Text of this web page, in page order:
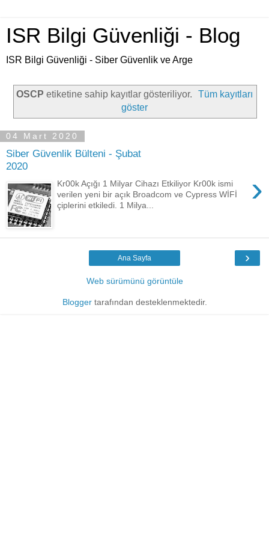
ISR Bilgi Güvenliği - Blog
ISR Bilgi Güvenliği - Siber Güvenlik ve Arge
OSCP etiketine sahip kayıtlar gösteriliyor.
Tüm kayıtları
göster
04 Mart 2020
Siber Güvenlik Bülteni - Şubat
2020
›
Kr00k Açığı 1 Milyar Cihazı Etkiliyor Kr00k ismi
verilen yeni bir açık Broadcom ve Cypress WİFİ
çiplerini etkiledi. 1 Milya...
›
Ana Sayfa
Web sürümünü görüntüle
Bloggertarafından desteklenmektedir.